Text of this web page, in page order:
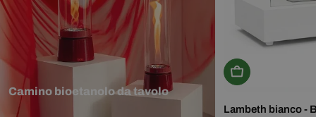
Camino bioetanolo da tavolo
Aggiungi Al
Lambeth bianco -